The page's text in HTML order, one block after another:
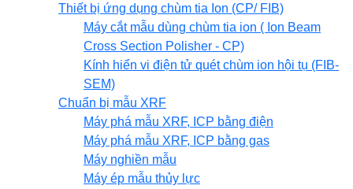
Thiết bị ứng dụng chùm tia Ion (CP/ FIB)
Máy cắt mẫu dùng chùm tia ion ( Ion Beam
Cross Section Polisher - CP)
Kính hiển vi điện tử quét chùm ion hội tụ (FIB-
SEM)
Chuẩn bị mẫu XRF
Máy phá mẫu XRF, ICP bằng điện
Máy phá mẫu XRF, ICP bằng gas
Máy nghiền mẫu
Máy ép mẫu thủy lực